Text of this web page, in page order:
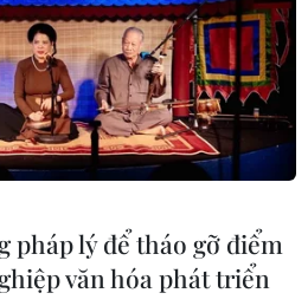
Hiệp có công suất
pin Mặt Trời được lắp đặt trên
Vân, xã Cát Hiệp, huyện
pháp lý để tháo gỡ điểm
văn hóa phát triển